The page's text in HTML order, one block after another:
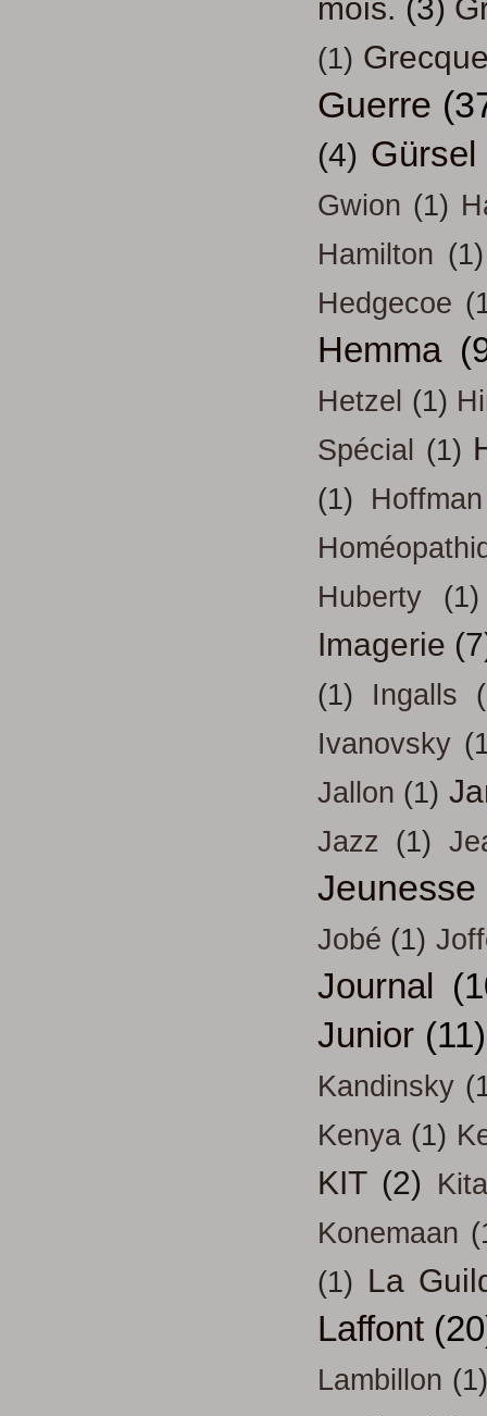
mois. (3)
(1)
Guerre
(4) Gürsel
Gwion (1)
Hamilton (1)
Hedgecoe
Hemma
Hetzel (1)
Spécial (1)
(1)
Hoffman
Huberty
(1)
Imagerie
(1) Ingalls
Ivanovsky
Jallon (1)
Jazz (1)
Jeunesse
Jobé (1)
Journal
Junior (11)
Kandinsky
Kenya (1)
KIT (2)
Konemaan
(1) La
Laffont
Lambillon (1)